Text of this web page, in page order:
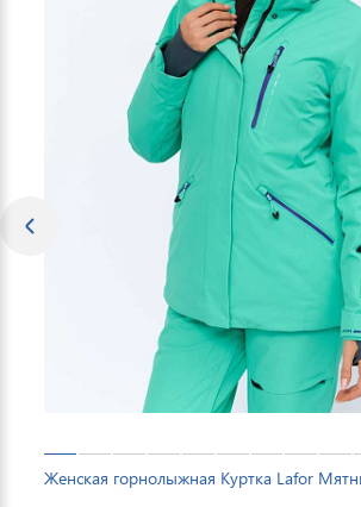
Женская горнолыжная Куртка Lafor